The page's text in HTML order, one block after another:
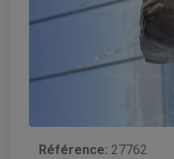
Référence: 27762